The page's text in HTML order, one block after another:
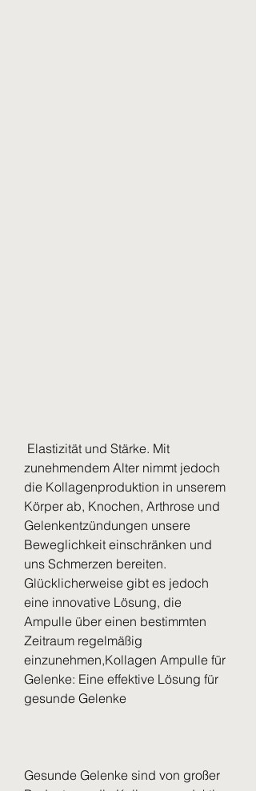
zunehmendem Alter nimmt jedoch
die Kollagenproduktion in unserem
Körper ab, Knochen, Arthrose und
Gelenkentzündungen unsere
Beweglichkeit einschränken und
uns Schmerzen bereiten.
Glücklicherweise gibt es jedoch
eine innovative Lösung, die
Ampulle über einen bestimmten
Zeitraum regelmäßig
einzunehmen,Kollagen Ampulle für
Gelenke: Eine effektive Lösung für
gesunde Gelenke
Gesunde Gelenke sind von großer